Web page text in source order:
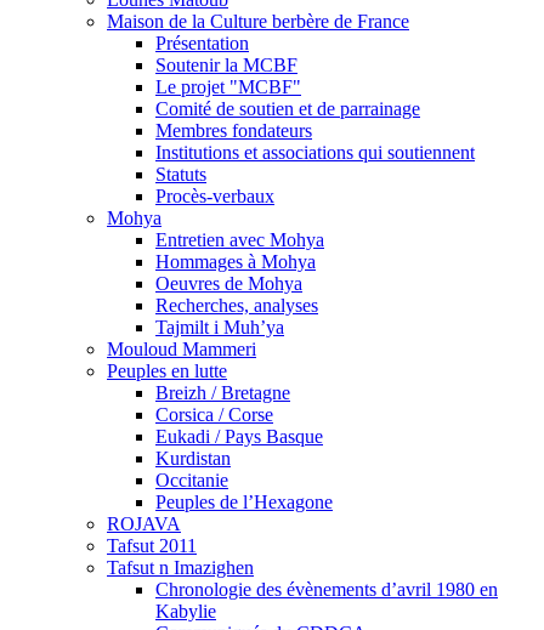
Maison de la Culture berbère de France
Présentation
Soutenir la MCBF
Le projet "MCBF"
Comité de soutien et de parrainage
Membres fondateurs
Institutions et associations qui soutiennent
Statuts
Procès-verbaux
Mohya
Entretien avec Mohya
Hommages à Mohya
Oeuvres de Mohya
Recherches, analyses
Tajmilt i Muh’ya
Mouloud Mammeri
Peuples en lutte
Breizh / Bretagne
Corsica / Corse
Eukadi / Pays Basque
Kurdistan
Occitanie
Peuples de l’Hexagone
ROJAVA
Tafsut 2011
Tafsut n Imazighen
Chronologie des évènements d’avril 1980 en
Kabylie